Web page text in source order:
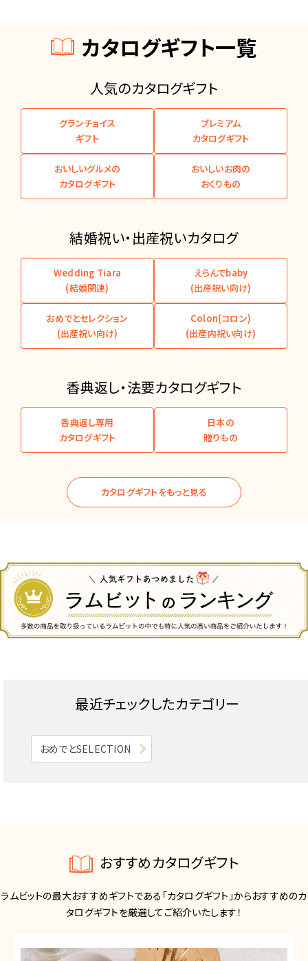
カタログギフト一覧
人気のカタログギフト
グランチョイス
ギフト
プレミアム
カタログギフト
おいしいグルメの
カタログギフト
おいしいお肉の
おくりもの
結婚祝い・出産祝いカタログ
Wedding Tiara
(結婚関連)
えらんでbaby
(出産祝い向け)
おめでとセレクション
(出産祝い向け)
Colon(コロン)
(出産内祝い向け)
香典返し・法要カタログギフト
香典返し専用
カタログギフト
日本の
贈りもの
カタログギフトをもっと見る
最近チェックしたカテゴリー
おめでとSELECTION
おすすめカタログギフト
ラムビットの最大おすすめギフトである「カタログギフト」からおすすめのカ
タログギフトを厳選してご紹介いたします！